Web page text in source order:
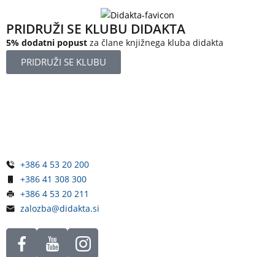
PRIDRUŽI SE KLUBU DIDAKTA
5% dodatni popust za člane knjižnega kluba didakta
PRIDRUŽI SE KLUBU
+386 4 53 20 200
+386 41 308 300
+386 4 53 20 211
zalozba@didakta.si